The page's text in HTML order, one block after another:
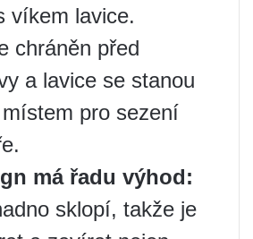
víkem lavice.
chráněn před
a lavice se stanou
pro sezení
má řadu výhod:
sklopí, takže je